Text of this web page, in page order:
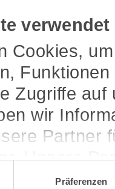
Cookies,
Zugriffe
wir
Partner
Unsere
mit
Präferenzen